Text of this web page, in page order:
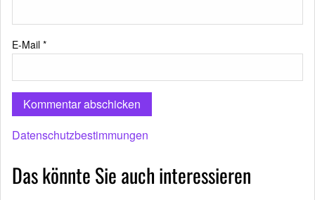
E-Mail *
Datenschutzbestimmungen
Das könnte Sie auch interessieren